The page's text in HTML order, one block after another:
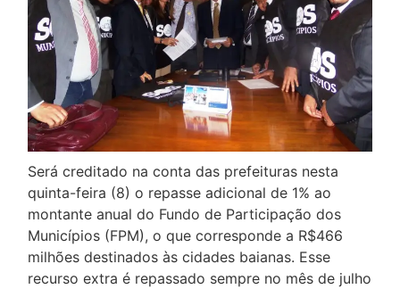
Será creditado na conta das prefeituras nesta
quinta-feira (8) o repasse adicional de 1% ao
montante anual do Fundo de Participação dos
Municípios (FPM), o que corresponde a R$466
milhões destinados às cidades baianas. Esse
recurso extra é repassado sempre no mês de julho